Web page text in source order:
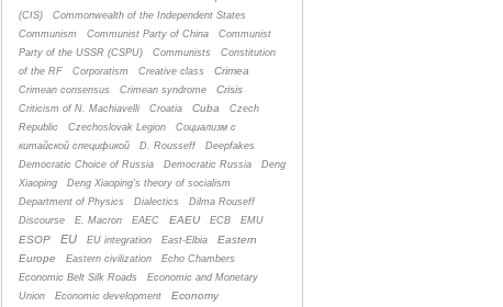
(CIS)
Commonwealth of the Independent States
Communism
Communist Party of China
Communist
Party of the USSR (CSPU)
Communists
Constitution
of the RF
Corporatism Creative class Crimea
Crimean consensus Crimean syndrome Crisis
Criticism of N. Machiavelli Croatia Cuba
Czech
Republic
Czechoslovak Legion
Cоциализм с
китайской спецификой
D. Rousseff
Deepfakes
Democratic Choice of Russia
Democratic Russia
Deng
Xiaoping
Deng Xiaoping's theory of socialism
Department of Physics
Dialectics
Dilma Rouseff
Discourse
E. Macron EAEC EAEU ECB EMU
ESOP EU EU integration East-Elbia
Eastern
Europe
Eastern civilization
Echo Chambers
Economic Belt Silk Roads
Economic and Monetary
Union
Economic development
Economy